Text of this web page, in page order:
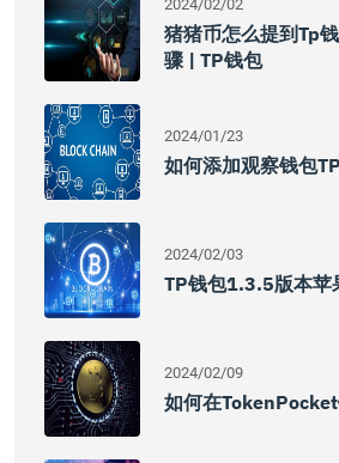
2024/02/02
猪猪币怎么提到tp
骤 | TP钱包
2024/01/23
如何添加观察钱包TP
2024/02/03
TP钱包1.3.5版本苹
2024/02/09
如何在